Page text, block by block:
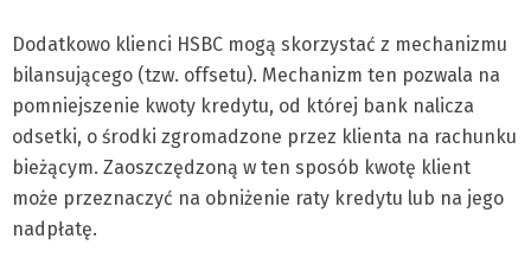
Dodatkowo klienci HSBC mogą skorzystać z mechanizmu
bilansującego (tzw. offsetu). Mechanizm ten pozwala na
pomniejszenie kwoty kredytu, od której bank nalicza
odsetki, o środki zgromadzone przez klienta na rachunku
bieżącym. Zaoszczędzoną w ten sposób kwotę klient
może przeznaczyć na obniżenie raty kredytu lub na jego
nadpłatę.